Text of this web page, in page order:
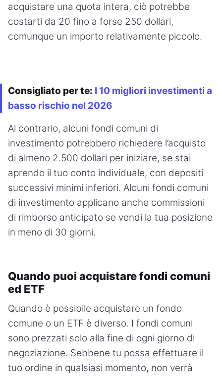
acquistare una quota intera, ciò potrebbe
costarti da 20 fino a forse 250 dollari,
comunque un importo relativamente piccolo.
Consigliato per te: I 10 migliori investimenti a
basso rischio nel 2026
Al contrario, alcuni fondi comuni di
investimento potrebbero richiedere l’acquisto
di almeno 2.500 dollari per iniziare, se stai
aprendo il tuo conto individuale, con depositi
successivi minimi inferiori. Alcuni fondi comuni
di investimento applicano anche commissioni
di rimborso anticipato se vendi la tua posizione
in meno di 30 giorni.
Quando puoi acquistare fondi comuni
ed ETF
Quando è possibile acquistare un fondo
comune o un ETF è diverso. I fondi comuni
sono prezzati solo alla fine di ogni giorno di
negoziazione. Sebbene tu possa effettuare il
tuo ordine in qualsiasi momento, non verrà